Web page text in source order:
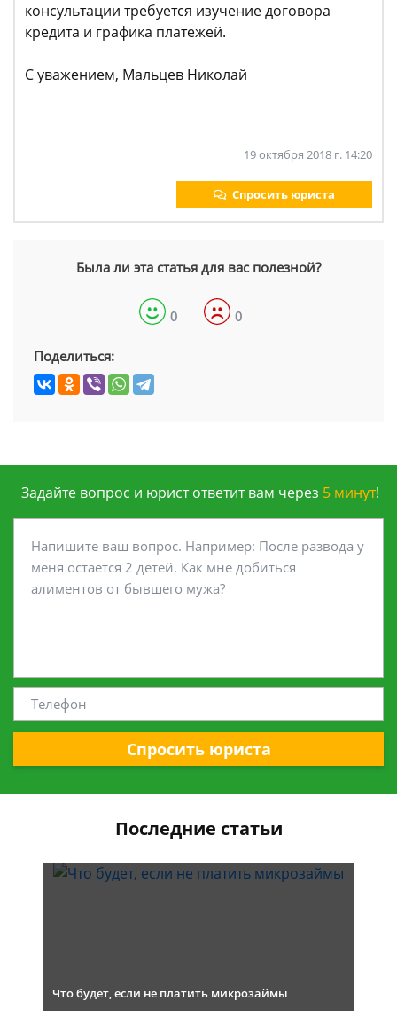
консультации требуется изучение договора
кредита и графика платежей.
С уважением, Мальцев Николай
19 октября 2018 г. 14:20
Спросить юриста
Была ли эта статья для вас полезной?
0 0
Поделиться:
Задайте вопрос и юрист ответит вам через 5 минут!
Спросить юриста
Последние статьи
Что будет, если не платить микрозаймы